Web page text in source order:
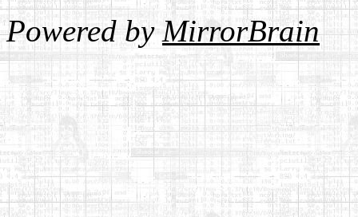
Powered byMirrorBrain